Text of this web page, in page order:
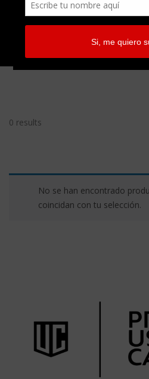
0 results
No se han encontrado
coincidan con tu selección.